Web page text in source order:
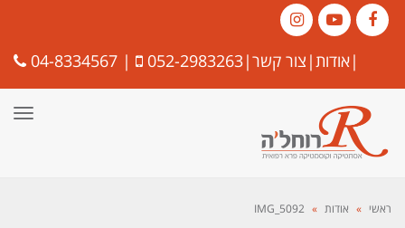
Facebook
YouTube
Instagram |אודות| צור קשר|
052-2983263
|
04-8334567
ראשי » אודות »
IMG_5092